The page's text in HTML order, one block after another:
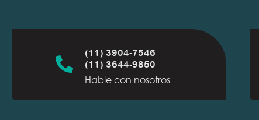
(11) 3904-7546
(11) 3644-9850
Hable con nosotros